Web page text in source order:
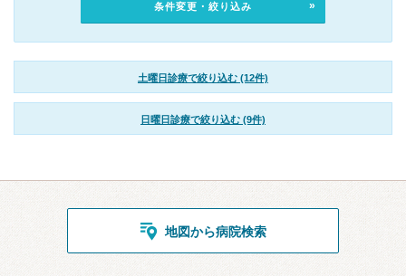
条件変更・絞り込み
土曜日診療で絞り込む (12件)
日曜日診療で絞り込む (9件)
地図から病院検索